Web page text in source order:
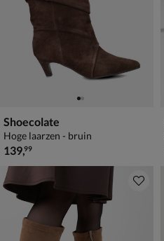
Shoecolate
Hoge laarzen - bruin
€ 139,99
139,99